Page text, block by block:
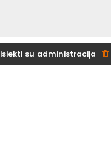
su administracija